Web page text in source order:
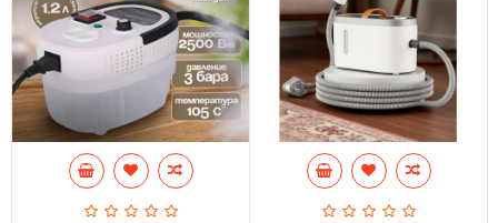
Monobloklar
Kompýuter düzüjiler
Monitorlar
Kompýuter aksesuarlary
Printerler